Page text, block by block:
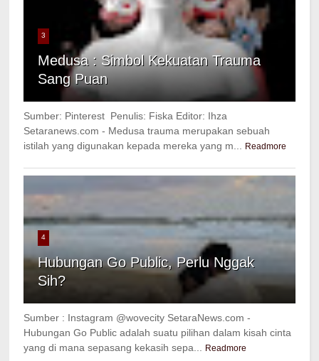
3
Medusa : Simbol Kekuatan Trauma
Sang Puan
Sumber: Pinterest Penulis: Fiska Editor: Ihza
Setaranews.com - Medusa trauma merupakan sebuah
istilah yang digunakan kepada mereka yang m...
Readmore
4
Hubungan Go Public, Perlu Nggak
Sih?
Sumber : Instagram @wovecity SetaraNews.com -
Hubungan Go Public adalah suatu pilihan dalam kisah cinta
yang di mana sepasang kekasih sepa...
Readmore